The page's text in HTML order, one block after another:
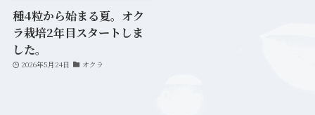
種4粒から始まる夏。オク
ラ栽培2年目スタートしま
した。
2026年5月24日 オクラ